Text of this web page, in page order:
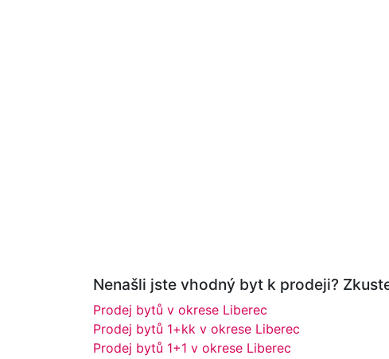
Nenašli jste vhodný byt k prodeji?
Prodej bytů v okrese Liberec
Prodej bytů 1+kk v okrese Liberec
Prodej bytů 1+1 v okrese Liberec